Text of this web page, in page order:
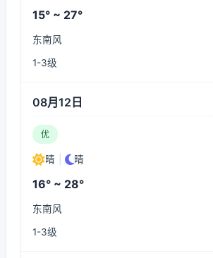
15° ~ 27°
东南风
1-3级
08月12日
优
晴 晴
16° ~ 28°
东南风
1-3级